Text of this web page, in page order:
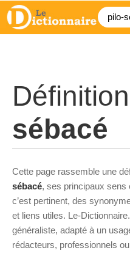
Définition
sébacé
Cette page rassemble une
sébacé, ses principaux sens
c’est pertinent, des
et liens utiles. Le-
généraliste, adapté à un
rédacteurs, professionnels